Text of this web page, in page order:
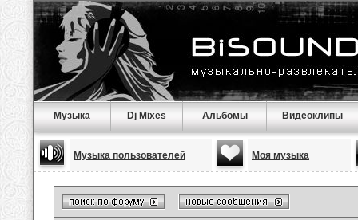
Музыка Dj Mixes Альбомы Видеоклипы
Музыка пользователей Моя музыка